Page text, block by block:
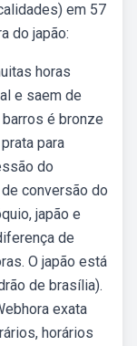
em 57
do japão:
horas
e saem de
é bronze
para
do
conversão do
japão e
de
O japão está
de brasília).
exata
horários